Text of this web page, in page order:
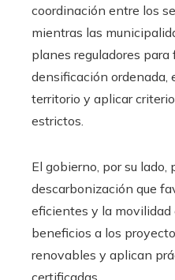
coordinación entre los
mientras las
planes reguladores para
densificación ordenada,
territorio y aplicar
estrictos.
El gobierno, por su
descarbonización que
eficientes y la movilidad
beneficios a los
renovables y aplican